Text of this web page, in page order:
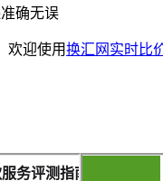
确无误
欢迎使用换汇网实时比